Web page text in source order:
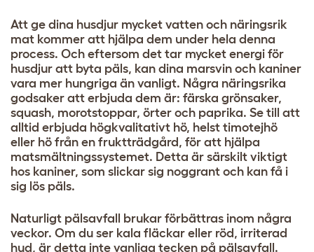
Att ge dina husdjur mycket vatten och näringsrik
mat kommer att hjälpa dem under hela denna
process. Och eftersom det tar mycket energi för
husdjur att byta päls, kan dina marsvin och kaniner
vara mer hungriga än vanligt. Några näringsrika
godsaker att erbjuda dem är: färska grönsaker,
squash, morotstoppar, örter och paprika. Se till att
alltid erbjuda högkvalitativt hö, helst timotejhö
eller hö från en fruktträdgård, för att hjälpa
matsmältningssystemet. Detta är särskilt viktigt
hos kaniner, som slickar sig noggrant och kan få i
sig lös päls.
Naturligt pälsavfall brukar förbättras inom några
veckor. Om du ser kala fläckar eller röd, irriterad
hud, är detta inte vanliga tecken på pälsavfall.